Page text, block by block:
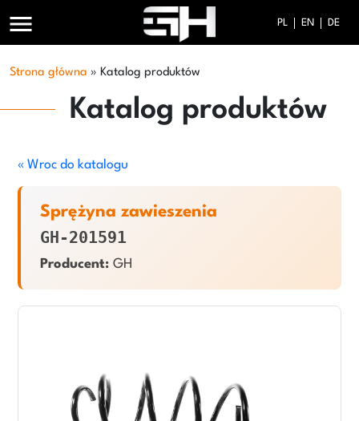
menu PL EN DE
Strona główna » Katalog produktów
Katalog produktów
« Wroc do katalogu
Sprężyna zawieszenia
GH-201591
Producent: GH